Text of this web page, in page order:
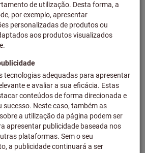
Inserto para broca de pastilha
HSS TiN
64 variantes
a partir de
37,79 €
mais IVA à taxa atualPreços mais
custos de entrega